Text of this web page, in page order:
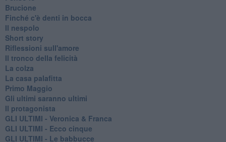
Brucione
Finché c'è denti in bocca
Il nespolo
Short story
Riflessioni sull'amore
Il tronco della felicità
La colza
La casa palafitta
Primo Maggio
Gli ultimi saranno ultimi
Il protagonista
GLI ULTIMI - Veronica & Franca
GLI ULTIMI - Ecco cinque
GLI ULTIMI - Le babbucce